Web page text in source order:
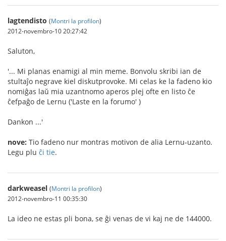
lagtendisto (Montri la profilon)
2012-novembro-10 20:27:42
Saluton,
'... Mi planas enamigi al min meme. Bonvolu skribi ian de
stultaĵo negrave kiel diskutprovoke. Mi celas ke la fadeno kio
nomiĝas laŭ mia uzantnomo aperos plej ofte en listo ĉe
ĉefpaĝo de Lernu ('Laste en la forumo' )
Dankon ...'
nove: Tio fadeno nur montras motivon de alia Lernu-uzanto.
Legu plu ĉi tie.
darkweasel (Montri la profilon)
2012-novembro-11 00:35:30
La ideo ne estas pli bona, se ĝi venas de vi kaj ne de 144000.